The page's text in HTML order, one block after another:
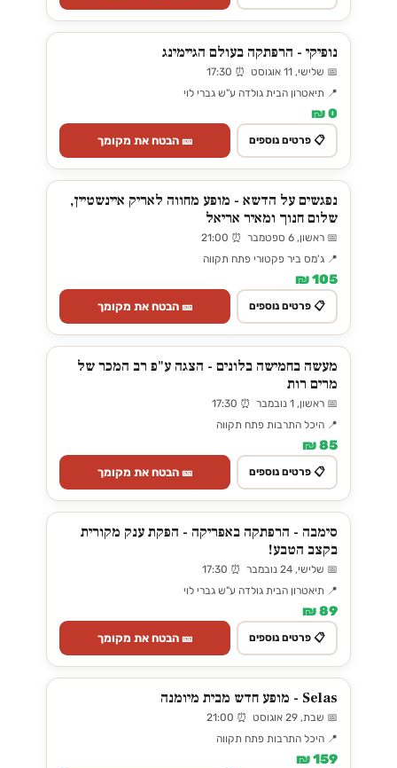
נופיקי - הרפתקה בעולם הגיימינג
📅 שלישי, 11 אוגוסט ⏰ 17:30
📍 תיאטרון הבית גולדה ע"ש גברי לוי
0 ₪
📋 פרטים נוספים 🎫 הבטח את מקומך
נפגשים על הדשא - מופע מחווה לאריק איינשטיין,
שלום חנוך ומאיר אריאל
📅 ראשון, 6 ספטמבר ⏰ 21:00
📍 ג'מס ביר פקטורי פתח תקווה
105 ₪
📋 פרטים נוספים 🎫 הבטח את מקומך
מעשה בחמישה בלונים - הצגה ע"פ רב המכר של
מרים רות
📅 ראשון, 1 נובמבר ⏰ 17:30
📍 היכל התרבות פתח תקווה
85 ₪
📋 פרטים נוספים 🎫 הבטח את מקומך
סימבה - הרפתקה באפריקה - הפקת ענק מקורית
בקצב הטבע!
📅 שלישי, 24 נובמבר ⏰ 17:30
📍 תיאטרון הבית גולדה ע"ש גברי לוי
89 ₪
📋 פרטים נוספים 🎫 הבטח את מקומך
Selas - מופע חדש מבית מיומנה
📅 שבת, 29 אוגוסט ⏰ 21:00
📍 היכל התרבות פתח תקווה
159 ₪